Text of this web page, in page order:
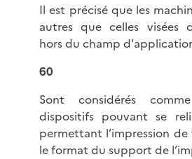
Il est précisé que les
autres que celles visées
hors du champ
60
Sont considérés
dispositifs pouvant se
permettant l’impression
le format du support de